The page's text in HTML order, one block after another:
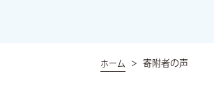
ホーム 寄附者の声